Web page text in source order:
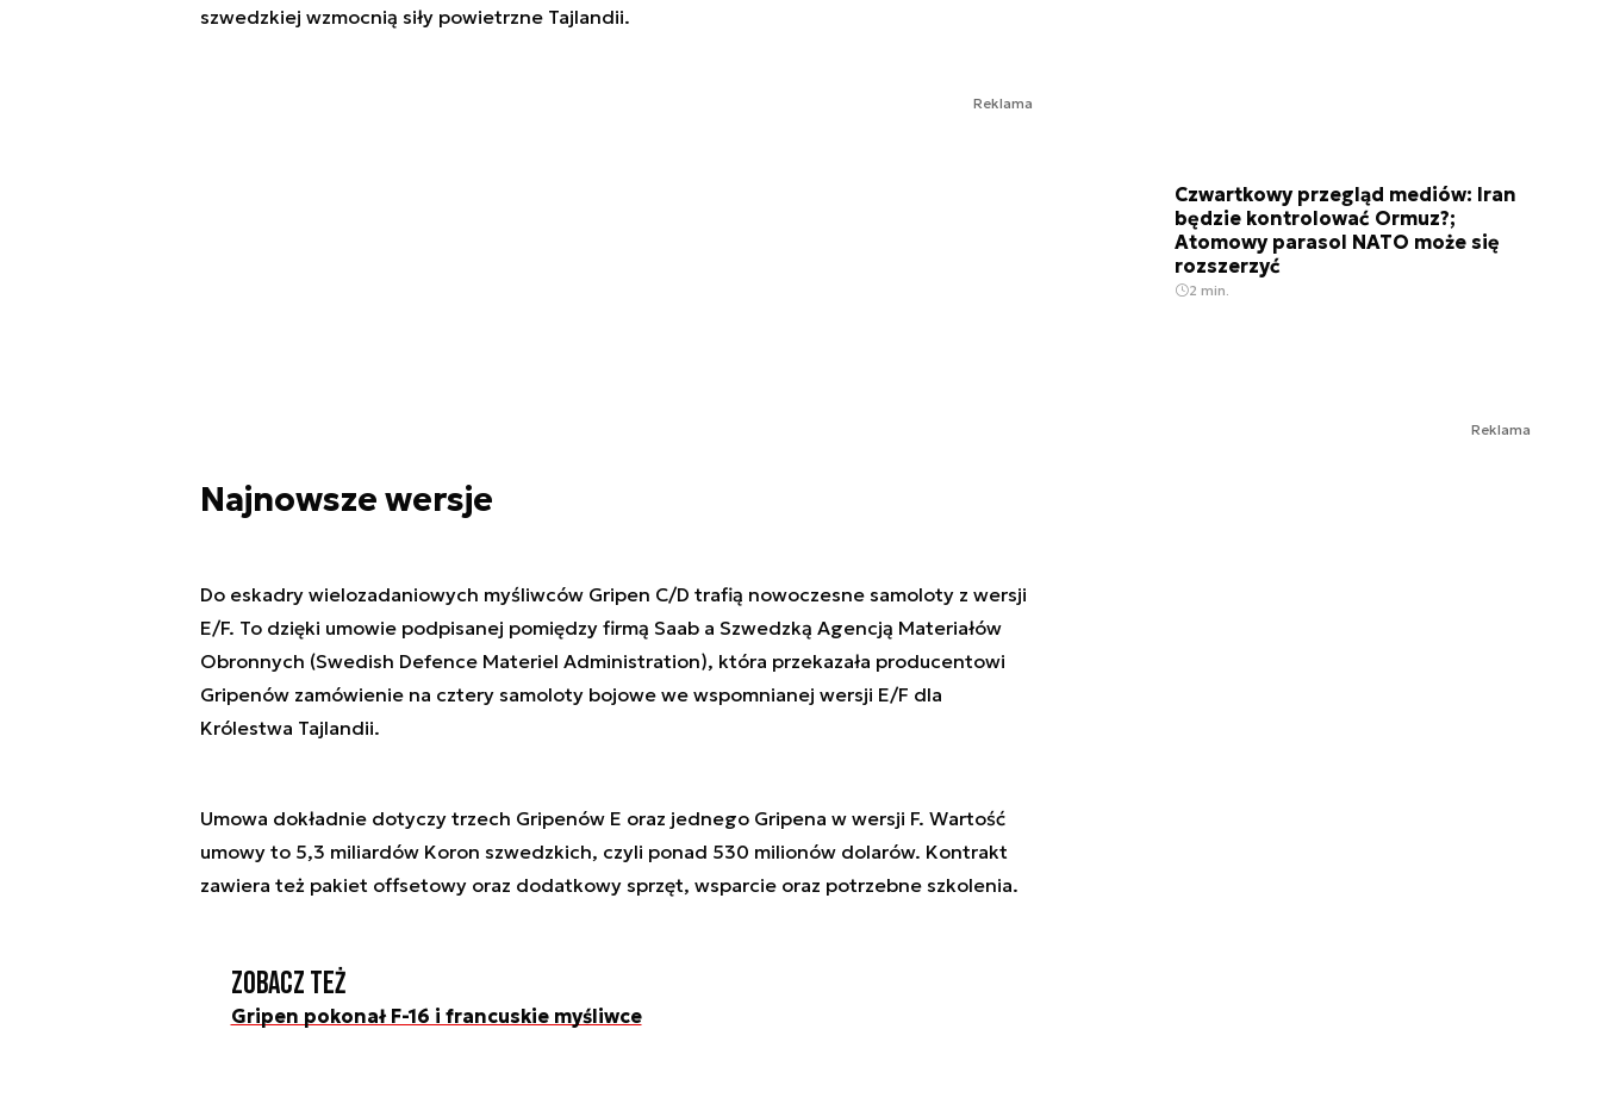
szwedzkiej wzmocnią siły powietrzne Tajlandii.
Reklama
Najnowsze wersje
Do eskadry wielozadaniowych myśliwców Gripen C/D trafią nowoczesne samoloty z wersji
E/F. To dzięki umowie podpisanej pomiędzy firmą Saab a Szwedzką Agencją Materiałów
Obronnych (Swedish Defence Materiel Administration), która przekazała producentowi
Gripenów zamówienie na cztery samoloty bojowe we wspomnianej wersji E/F dla
Królestwa Tajlandii.
Umowa dokładnie dotyczy trzech Gripenów E oraz jednego Gripena w wersji F. Wartość
umowy to 5,3 miliardów Koron szwedzkich, czyli ponad 530 milionów dolarów. Kontrakt
zawiera też pakiet offsetowy oraz dodatkowy sprzęt, wsparcie oraz potrzebne szkolenia.
Zobacz też
Gripen pokonał F-16 i francuskie myśliwce
Czwartkowy przegląd mediów: Iran
będzie kontrolować Ormuz?;
Atomowy parasol NATO może się
rozszerzyć
2 min.
Reklama